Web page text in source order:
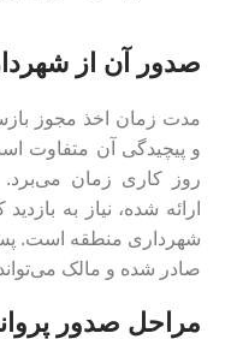
صدور آن از
مدت زمان اخذ مجوز
روز کاری زمان
ارائه ‌شده، نیاز به
شهرداری منطقه است. پس
صادر شده و مالک
مراحل صدور